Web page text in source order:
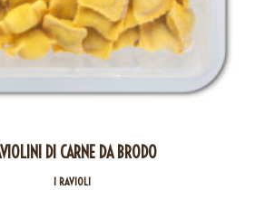
DI CARNE DA BRODO
I RAVIOLI